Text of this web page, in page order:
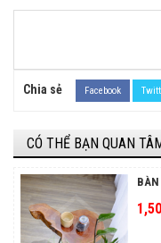
Chia sẻ Facebook
CÓ THỂ BẠN QUAN